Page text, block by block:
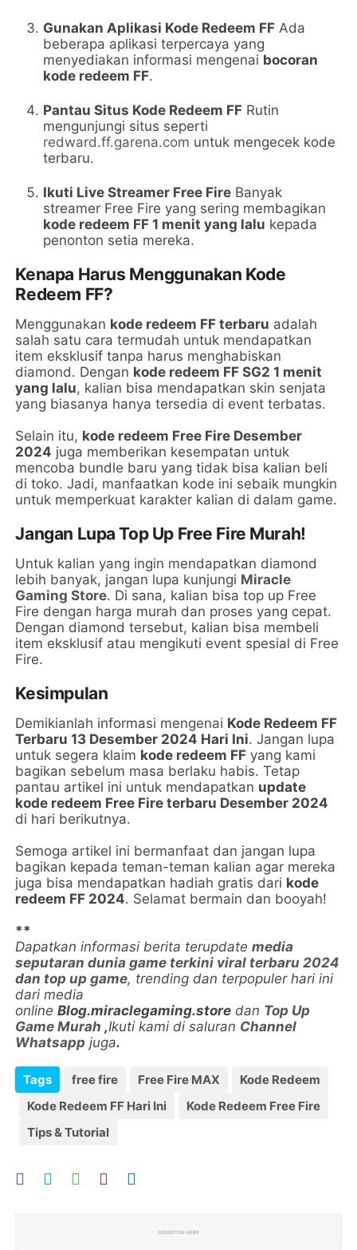
Gunakan Aplikasi Kode Redeem FF Ada
beberapa aplikasi terpercaya yang
menyediakan informasi mengenai bocoran
kode redeem FF.
Pantau Situs Kode Redeem FF Rutin
mengunjungi situs seperti
redward.ff.garena.com untuk mengecek kode
terbaru.
Ikuti Live Streamer Free Fire Banyak
streamer Free Fire yang sering membagikan
kode redeem FF 1 menit yang lalu kepada
penonton setia mereka.
Kenapa Harus Menggunakan Kode
Redeem FF?
Menggunakan kode redeem FF terbaru adalah
salah satu cara termudah untuk mendapatkan
item eksklusif tanpa harus menghabiskan
diamond. Dengan kode redeem FF SG2 1 menit
yang lalu, kalian bisa mendapatkan skin senjata
yang biasanya hanya tersedia di event terbatas.
Selain itu, kode redeem Free Fire Desember
2024 juga memberikan kesempatan untuk
mencoba bundle baru yang tidak bisa kalian beli
di toko. Jadi, manfaatkan kode ini sebaik mungkin
untuk memperkuat karakter kalian di dalam game.
Jangan Lupa Top Up Free Fire Murah!
Untuk kalian yang ingin mendapatkan diamond
lebih banyak, jangan lupa kunjungi Miracle
Gaming Store. Di sana, kalian bisa top up Free
Fire dengan harga murah dan proses yang cepat.
Dengan diamond tersebut, kalian bisa membeli
item eksklusif atau mengikuti event spesial di Free
Fire.
Kesimpulan
Demikianlah informasi mengenai Kode Redeem FF
Terbaru 13 Desember 2024 Hari Ini. Jangan lupa
untuk segera klaim kode redeem FF yang kami
bagikan sebelum masa berlaku habis. Tetap
pantau artikel ini untuk mendapatkan update
kode redeem Free Fire terbaru Desember 2024
di hari berikutnya.
Semoga artikel ini bermanfaat dan jangan lupa
bagikan kepada teman-teman kalian agar mereka
juga bisa mendapatkan hadiah gratis dari kode
redeem FF 2024. Selamat bermain dan booyah!
**
Dapatkan informasi berita terupdatemedia
seputaran dunia game terkini viral terbaru 2024
dan top up game, trending dan terpopuler hari ini
dari media
onlineBlog.miraclegaming.store dan Top Up
Game Murah ,Ikuti kami di saluran Channel
Whatsapp juga.
Tags free fire Free Fire MAX
Kode Redeem
Kode Redeem FF Hari Ini
Kode Redeem Free Fire
Tips & Tutorial